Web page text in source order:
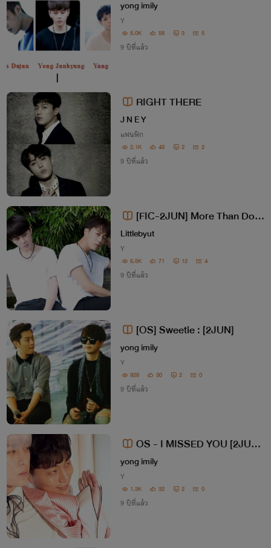
yong imily
Y
5.0K 58 3 5
9 ปีที่แล้ว
RIGHT THERE
J N E Y
แฟนฟิก
2.1K 43 2 2
9 ปีที่แล้ว
[FIC-2JUN] More Than Do
n't Like !
Littlebyut
Y
6.5K 71 12 4
9 ปีที่แล้ว
[OS] Sweetie : [2JUN]
yong imily
Y
928 30 2 0
9 ปีที่แล้ว
OS - I MISSED YOU [2JUN
Rate 19+1]
yong imily
Y
1.3K 32 2 0
9 ปีที่แล้ว